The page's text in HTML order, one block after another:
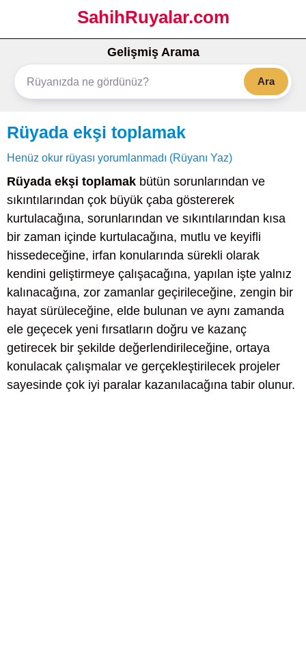
SahihRuyalar.com
Gelişmiş Arama
Ara
Rüyada ekşi toplamak
Henüz okur rüyası yorumlanmadı (Rüyanı Yaz)
Rüyada ekşi toplamak bütün sorunlarından ve
sıkıntılarından çok büyük çaba göstererek
kurtulacağına, sorunlarından ve sıkıntılarından kısa
bir zaman içinde kurtulacağına, mutlu ve keyifli
hissedeceğine, irfan konularında sürekli olarak
kendini geliştirmeye çalışacağına, yapılan işte yalnız
kalınacağına, zor zamanlar geçirileceğine, zengin bir
hayat sürüleceğine, elde bulunan ve aynı zamanda
ele geçecek yeni fırsatların doğru ve kazanç
getirecek bir şekilde değerlendirileceğine, ortaya
konulacak çalışmalar ve gerçekleştirilecek projeler
sayesinde çok iyi paralar kazanılacağına tabir olunur.